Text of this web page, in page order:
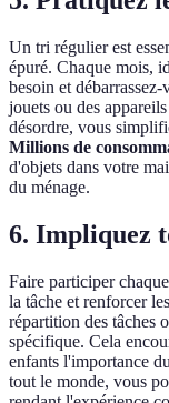
Un tri régulier est
épuré. Chaque mois,
besoin et
jouets ou des
désordre, vous
Millions de
d'objets dans votre
du ménage.
6. Impliquez
Faire participer
la tâche et renforcer
répartition des tâches
spécifique. Cela
enfants l'importance
tout le monde, vous